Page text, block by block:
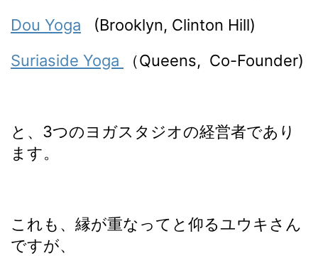
Dou Yoga (Brooklyn, Clinton Hill)
Suriaside Yoga
（Queens, Co-Founder)
と、3つのヨガスタジオの経営者であり
ます。
これも、縁が重なってと仰るユウキさん
ですが、